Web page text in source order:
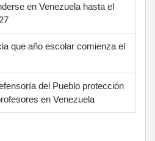
en Venezuela hasta el
que año escolar comienza el
del Pueblo protección
en Venezuela